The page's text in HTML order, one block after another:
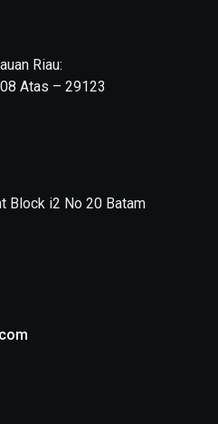
Riau:
Atas – 29123
Block i2 No 20 Batam